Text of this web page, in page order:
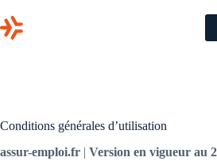
au
contenu
Conditions générales d’utilisation
assur-emploi.fr | Version en vigueur au